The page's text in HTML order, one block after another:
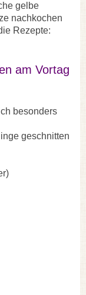
gelbe
nachkochen
Rezepte:
am Vortag
besonders
geschnitten